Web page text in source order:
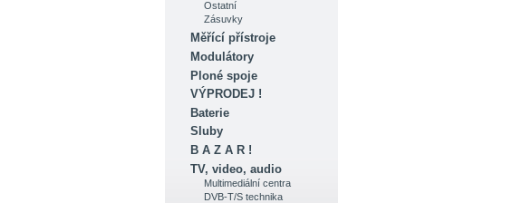
Ostatní
Zásuvky
Měřící přístroje
Modulátory
Ploné spoje
VÝPRODEJ !
Baterie
Sluby
B A Z A R !
TV, video, audio
Multimediální centra
DVB-T/S technika